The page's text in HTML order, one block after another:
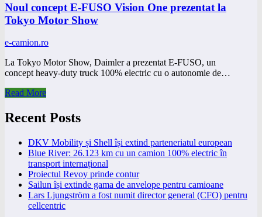
Noul concept E-FUSO Vision One prezentat la
Tokyo Motor Show
e-camion.ro
La Tokyo Motor Show, Daimler a prezentat E-FUSO, un
concept heavy-duty truck 100% electric cu o autonomie de…
Read More
Recent Posts
DKV Mobility și Shell își extind parteneriatul european
Blue River: 26.123 km cu un camion 100% electric în
transport internațional
Proiectul Revoy prinde contur
Sailun își extinde gama de anvelope pentru camioane
Lars Ljungström a fost numit director general (CFO) pentru
cellcentric